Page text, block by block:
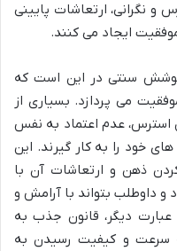
و نگرانی، ارتعاشات پایینی
ایجاد می کنند.
کوشش سنتی در این است که
می پردازد. بسیاری از
استرس، عدم اعتماد به نفس
های خود را به کار گیرند. این
ذهن و ارتعاشات آن با
داوطلب بتواند با آرامش و
عبارت دیگر، قانون جذب به
سرعت و کیفیت رسیدن به